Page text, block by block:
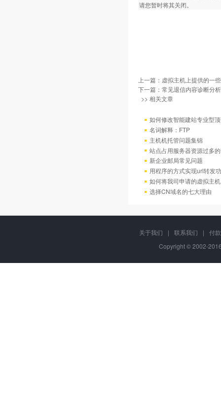
请您暂时将其关闭。
上一篇： 虚拟主机上提供的一
下一篇： 常见退信内容诊断分
>> 相关文章
如何修改智能建站专业型
名词解释：FTP
主机机托管问题集锦
站点占用服务器资源过多
新企业邮局常见问题
用程序的方式实现url转发
如何将我司申请的虚拟主
选择CN域名的七大理由
关于我们 | 联系我们 |
付
Copyright © 2002-